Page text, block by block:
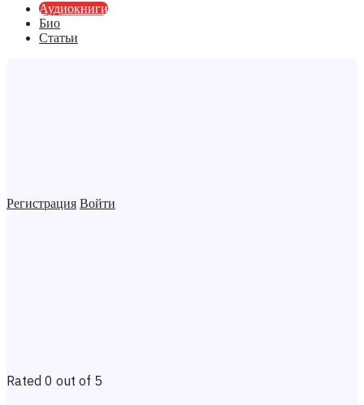
Регистрация Войти
Аудиокниги
Био
Статьи
Rated 0 out of 5